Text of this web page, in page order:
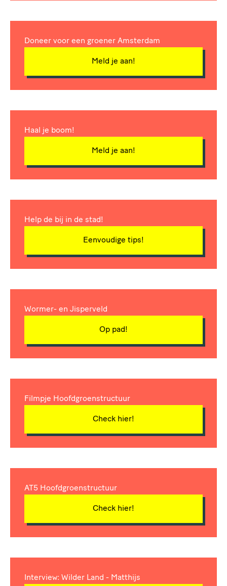
Doneer voor een groener Amsterdam
Meld je aan!
Haal je boom!
Meld je aan!
Help de bij in de stad!
Eenvoudige tips!
Wormer- en Jisperveld
Op pad!
Filmpje Hoofdgroenstructuur
Check hier!
AT5 Hoofdgroenstructuur
Check hier!
Interview: Wilder Land - Matthijs